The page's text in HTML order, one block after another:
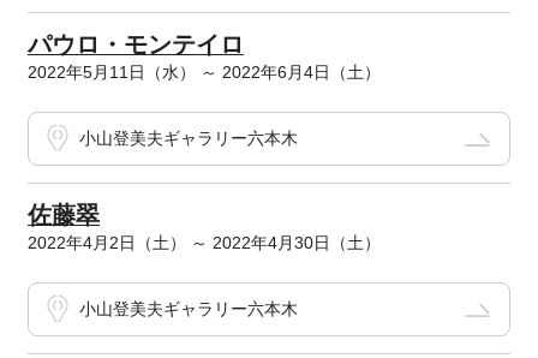
パウロ・モンテイロ
2022年5月11日（水） ～ 2022年6月4日（土）
小山登美夫ギャラリー六本木
佐藤翠
2022年4月2日（土） ～ 2022年4月30日（土）
小山登美夫ギャラリー六本木